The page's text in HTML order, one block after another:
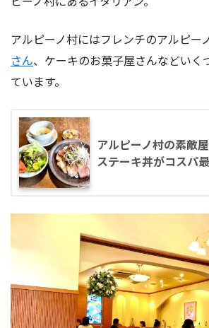
アルピーノ村にはフレンチのアルピー
さん、ケーキのお菓子屋さんなどいく
ています。
アルピーノ村の素敵
ステーキ丼がコスパ